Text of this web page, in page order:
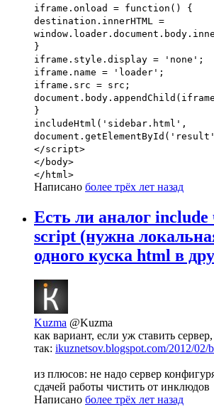
iframe.onload = function() {
destination.innerHTML =
}
iframe.style.display = 'none';
iframe.name = 'loader';
iframe.src = src;
}
includeHtml('sidebar.html',
</script>
</body>
</html>
Написано более трёх лет назад
Есть ли аналог include
script (нужна
одного куска html в
Kuzma @Kuzma
как вариант, если уж ставить
так: ikuznetsov.blogspot.com/2012/02/
из плюсов: не надо сервер
сдачей работы чистить от инклюдов
Написано более трёх лет назад